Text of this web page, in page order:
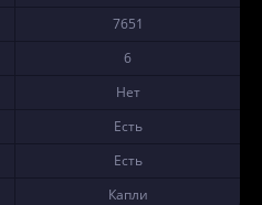
7651
6
Нет
Есть
Есть
Капли